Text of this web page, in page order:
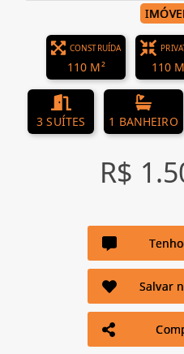
CONSTRUÍDA
110 M² 110
3 SUÍTES 1 BANHEIRO
R$
Salvar